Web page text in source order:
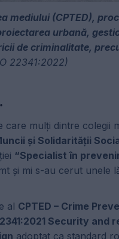
mediului (CPTED),
urbană,
de criminalitate,
22341:2022)
mulți dintre colegii
și Solidarității
“Specialist în
și mi s-au cerut unele
al CPTED – Crime
Security
adoptat ca standard